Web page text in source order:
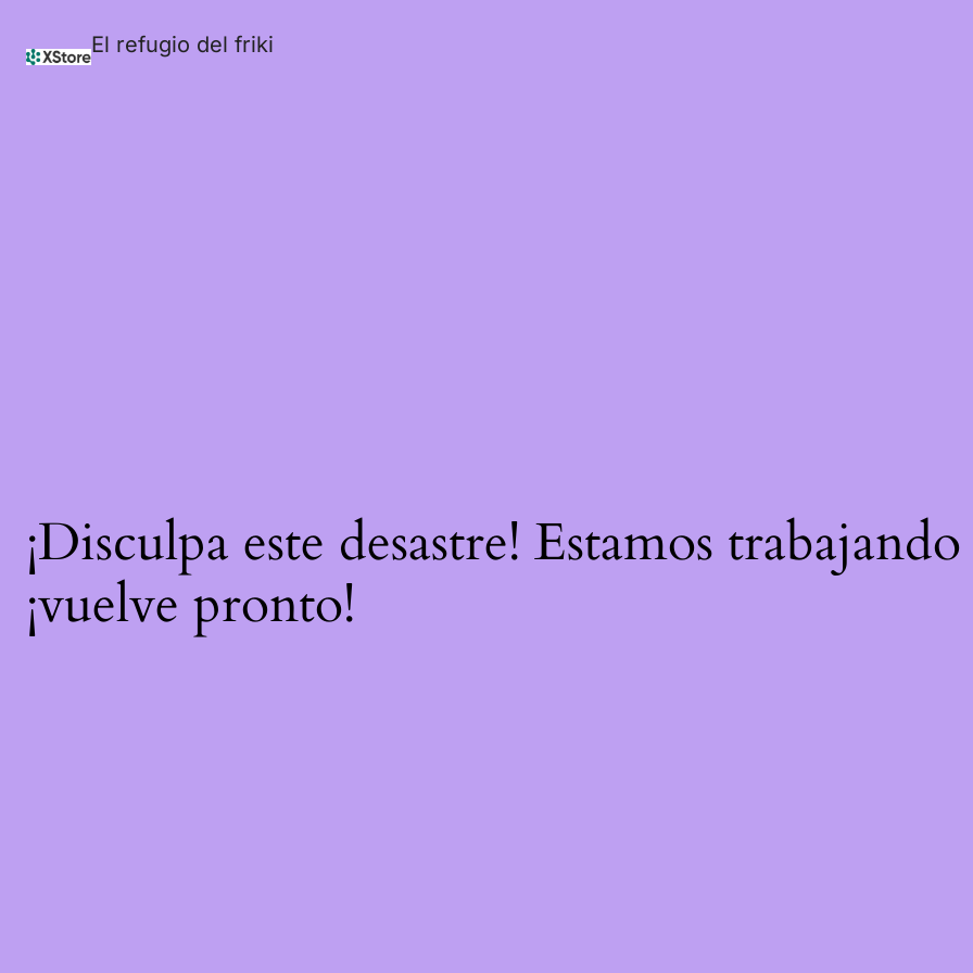
El refugio del friki
¡Disculpa este desastre! Estamos
¡vuelve pronto!